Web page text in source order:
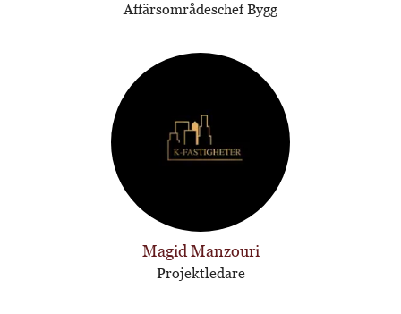
Affärsområdeschef Bygg
Magid Manzouri
Projektledare